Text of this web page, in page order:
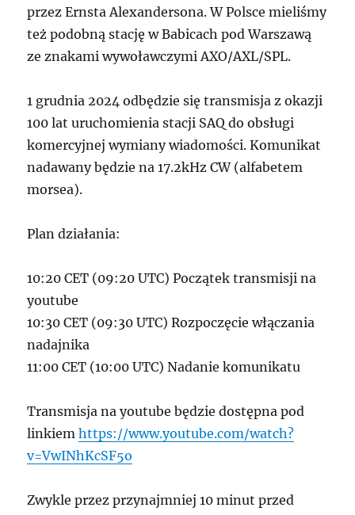
przez Ernsta Alexandersona. W Polsce mieliśmy
też podobną stację w Babicach pod Warszawą
ze znakami wywoławczymi AXO/AXL/SPL.
1 grudnia 2024 odbędzie się transmisja z okazji
100 lat uruchomienia stacji SAQ do obsługi
komercyjnej wymiany wiadomości. Komunikat
nadawany będzie na 17.2kHz CW (alfabetem
morsea).
Plan działania:
10:20 CET (09:20 UTC) Początek transmisji na
youtube
10:30 CET (09:30 UTC) Rozpoczęcie włączania
nadajnika
11:00 CET (10:00 UTC) Nadanie komunikatu
Transmisja na youtube będzie dostępna pod
linkiemhttps://www.youtube.com/watch?
v=VwINhKcSF5o
Zwykle przez przynajmniej 10 minut przed